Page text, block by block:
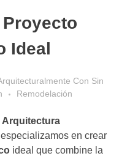
Ideal
Con Sin
Remodelación
Arquitectura
en crear
ideal que combine la